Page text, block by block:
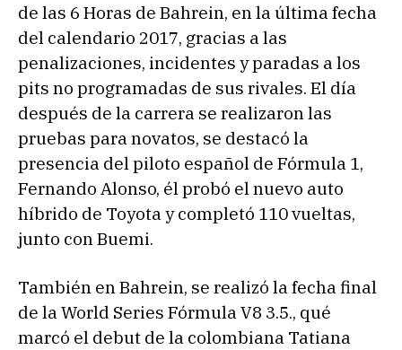
de las 6 Horas de Bahrein, en la última fecha
del calendario 2017, gracias a las
penalizaciones, incidentes y paradas a los
pits no programadas de sus rivales. El día
después de la carrera se realizaron las
pruebas para novatos, se destacó la
presencia del piloto español de Fórmula 1,
Fernando Alonso, él probó el nuevo auto
híbrido de Toyota y completó 110 vueltas,
junto con Buemi.
También en Bahrein, se realizó la fecha final
de la World Series Fórmula V8 3.5., qué
marcó el debut de la colombiana Tatiana